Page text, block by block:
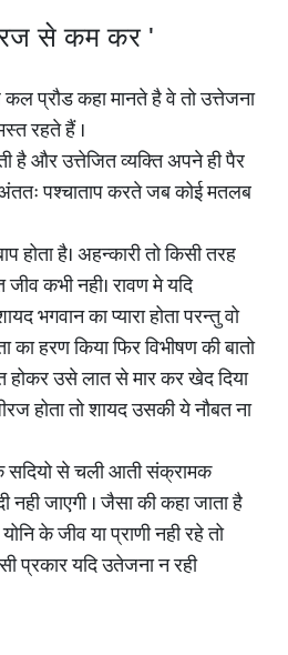
से कम कर '
प्रौड कहा मानते है वे तो उत्तेजना
रहते हैं ।
है और उत्तेजित व्यक्ति अपने ही पैर
पश्चाताप करते जब कोई मतलब
होता है। अहन्कारी तो किसी तरह
कभी नही। रावण मे यदि
भगवान का प्यारा होता परन्तु वो
का हरण किया फिर विभीषण की बातो
उसे लात से मार कर खेद दिया
होता तो शायद उसकी ये नौबत ना
से चली आती संक्रामक
नही जाएगी । जैसा की कहा जाता है
के जीव या प्राणी नही रहे तो
प्रकार यदि उतेजना न रही